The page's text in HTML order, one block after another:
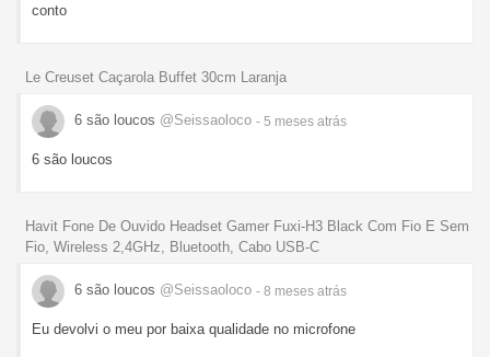
conto
Le Creuset Caçarola Buffet 30cm Laranja
6 são loucos @Seissaoloco - 5 meses atrás
6 são loucos
Havit Fone De Ouvido Headset Gamer Fuxi-H3 Black Com Fio E Sem
Fio, Wireless 2,4GHz, Bluetooth, Cabo USB-C
6 são loucos @Seissaoloco - 8 meses atrás
Eu devolvi o meu por baixa qualidade no microfone